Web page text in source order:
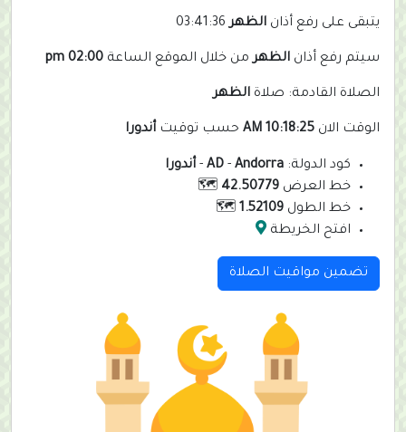
يتبقى على رفع أذان الظهر 03:41:36
سيتم رفع أذان الظهرمن خلال الموقع الساعة 02:00 pm
الصلاة القادمة: صلاة الظهر
الوقت الان 10:18:25 AM حسب توقيت أندورا
كود الدولة: AD - Andorra
- أندورا
خط العرض 42.50779
🗺️
خط الطول 1.52109
🗺️
افتح الخريطة
تضمين مواقيت الصلاة